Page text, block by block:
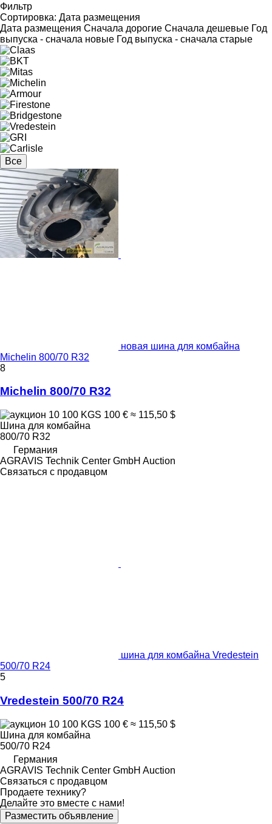
Фильтр
Сортировка: Дата размещения
Дата размещения Сначала дорогие Сначала дешевые Год
выпуска - сначала новые Год выпуска - сначала старые
Все
новая шина для комбайна
Michelin 800/70 R32
8
Michelin 800/70 R32
10 100 KGS 100 € ≈ 115,50 $
Шина для комбайна
800/70 R32
Германия
AGRAVIS Technik Center GmbH Auction
Связаться с продавцом
шина для комбайна Vredestein
500/70 R24
5
Vredestein 500/70 R24
10 100 KGS 100 € ≈ 115,50 $
Шина для комбайна
500/70 R24
Германия
AGRAVIS Technik Center GmbH Auction
Связаться с продавцом
Продаете технику?
Делайте это вместе с нами!
Разместить объявление